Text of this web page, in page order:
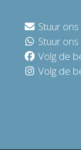
Stuur
Stuur
Volg de
Volg de